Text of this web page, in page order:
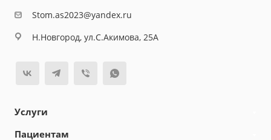
Stom.as2023@yandex.ru
Н.Новгород, ул.С.Акимова, 25А
Услуги
Пациентам